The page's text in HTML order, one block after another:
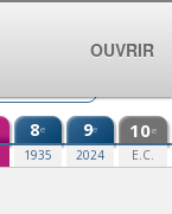
8e
1935
9e
2024
10e
E.C.
OUVRIR